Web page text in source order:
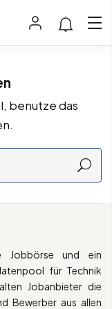
benutze das
Jobbörse und ein
für Technik
Jobanbieter die
Bewerber aus allen